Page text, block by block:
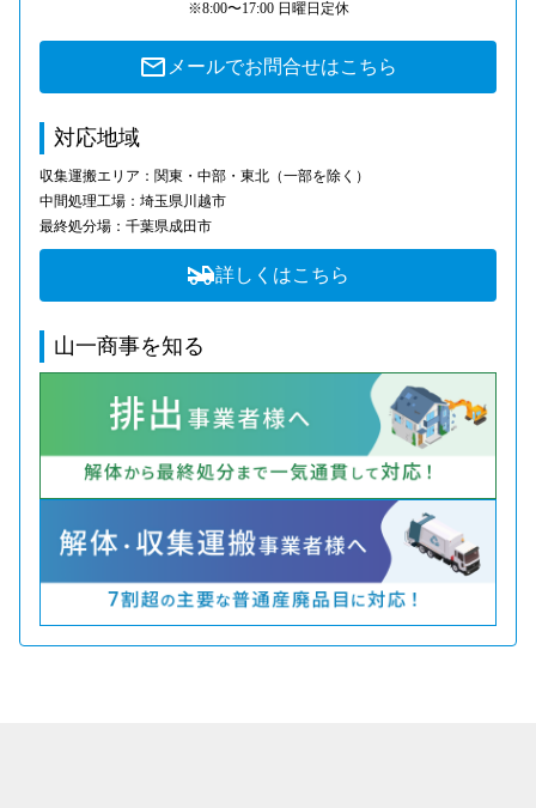
※8:00〜17:00 日曜日定休
メールでお問合せはこちら
対応地域
収集運搬エリア：関東・中部・東北（一部を除く）
中間処理工場：埼玉県川越市
最終処分場：千葉県成田市
詳しくはこちら
山一商事を知る